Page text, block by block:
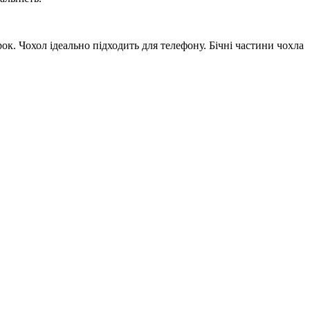
Чохол ідеально підходить для телефону. Бічні частини чохла